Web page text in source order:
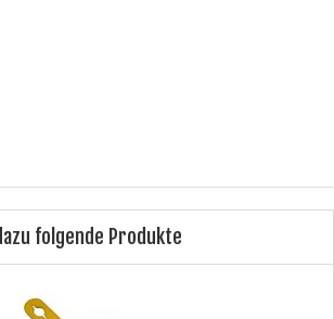
folgende Produkte